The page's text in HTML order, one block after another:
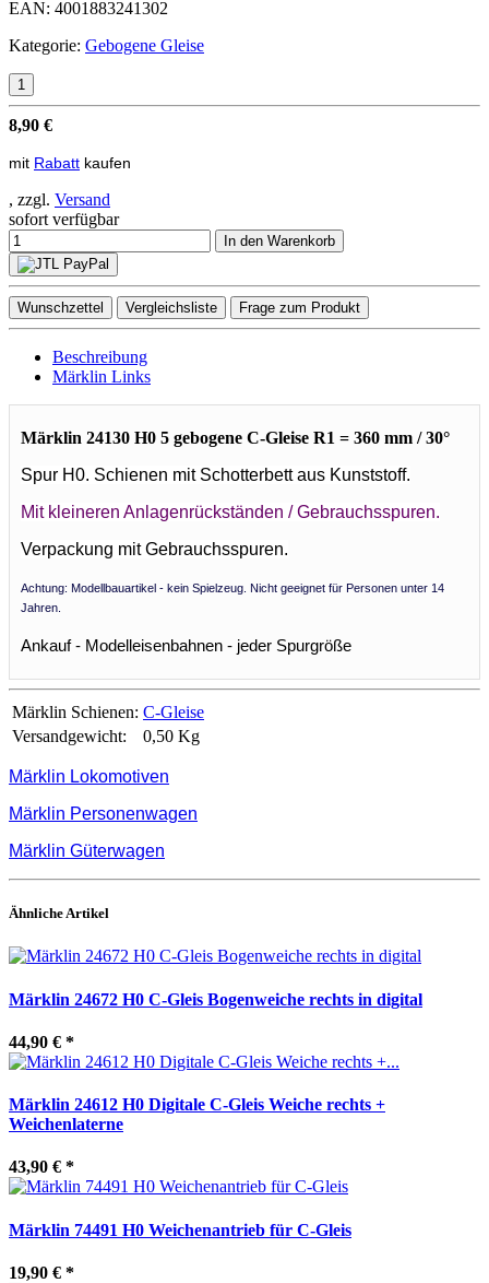
EAN: 4001883241302
Kategorie: Gebogene Gleise
8,90 €
mit Rabatt kaufen
, zzgl. Versand
sofort verfügbar
In den Warenkorb
Wunschzettel Vergleichsliste Frage zum Produkt
Beschreibung
Märklin Links
Märklin 24130 H0 5 gebogene C-Gleise R1 = 360 mm / 30°
Spur H0. Schienen mit Schotterbett aus Kunststoff.
Mit kleineren Anlagenrückständen / Gebrauchsspuren.
Verpackung mit Gebrauchsspuren.
Achtung: Modellbauartikel - kein Spielzeug. Nicht geeignet für Personen unter 14
Jahren.
Ankauf - Modelleisenbahnen - jeder Spurgröße
Märklin Schienen: C-Gleise
Versandgewicht:
0,50 Kg
Märklin Lokomotiven
Märklin Personenwagen
Märklin Güterwagen
Ähnliche Artikel
Märklin 24672 H0 C-Gleis Bogenweiche rechts in digital
44,90 € *
Märklin 24612 H0 Digitale C-Gleis Weiche rechts +
Weichenlaterne
43,90 € *
Märklin 74491 H0 Weichenantrieb für C-Gleis
19,90 € *